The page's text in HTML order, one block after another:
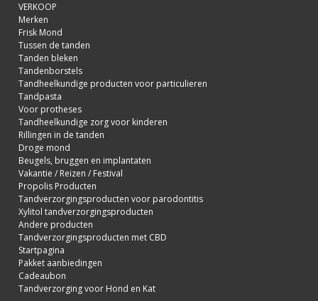
VERKOOP
Merken
Frisk Mond
Tussen de tanden
Tanden bleken
Tandenborstels
Tandheelkundige producten voor particulieren
Tandpasta
Voor protheses
Tandheelkundige zorg voor kinderen
Rillingen in de tanden
Droge mond
Beugels, bruggen en implantaten
Vakantie / Reizen / Festival
Propolis Producten
Tandverzorgingsproducten voor parodontitis
Xylitol tandverzorgingsproducten
Andere producten
Tandverzorgingsproducten met CBD
Startpagina
Pakket aanbiedingen
Cadeaubon
Tandverzorging voor Hond en Kat